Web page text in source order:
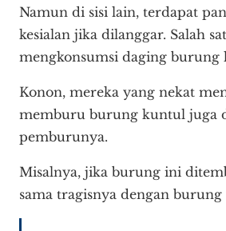
Namun di sisi lain, terdapat
kesialan jika dilanggar. Salah
mengkonsumsi daging burung
Konon, mereka yang nekat
memburu burung kuntul juga
pemburunya.
Misalnya, jika burung ini
sama tragisnya dengan